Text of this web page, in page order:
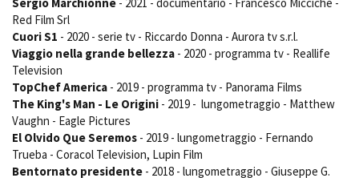
PRODUCTION GUIDE
Società di produzione
Strutture di servizio
Professionisti
Attrici-Attori
Beginners
LOCATION GUIDE
Nastri d’Argento
Premio Solinas
STRUMENTI
Location - Accedi al tuo
Location - Nuovo utente
Newsletter
Sergio Marchionne - 2021 - documentario - Francesco Micciché -
Red Film Srl
Cuori S1 - 2020 - serie tv - Riccardo Donna - Aurora tv s.r.l.
Viaggio nella grande bellezza - 2020 - programma tv - Reallife
Television
TopChef America - 2019 - programma tv - Panorama Films
The King's Man - Le Origini - 2019 - lungometraggio - Matthew
Vaughn - Eagle Pictures
El Olvido Que Seremos - 2019 - lungometraggio - Fernando
Trueba - Coracol Television, Lupin Film
Bentornato presidente - 2018 - lungometraggio - Giuseppe G.